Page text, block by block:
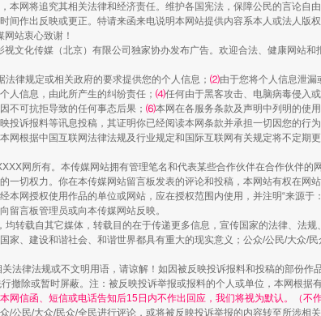
走近一线检察官
除了知识还要"留白"
本网将追究其相关法律和经济责任。维护各国宪法，保障公民的言论自
间作出反映或更正。特请来函来电说明本网站提供内容系本人或法人版
站衷心致谢！
文化传媒（北京）有限公司独家协办发布广告。欢迎合法、健康网站
法律规定或相关政府的要求提供您的个人信息； ⑵由于您将个人信息泄漏
人信息，由此所产生的纠纷责任； ⑷任何由于黑客攻击、电脑病毒侵入
因不可抗拒导致的任何事态后果； ⑹本网在各服务条款及声明中列明的使
投诉报料等讯息投稿，其证明你已经阅读本网条款并承担一切因您的行
根据中国互联网法律法规及行业规定和国际互联网有关规定将不定期更
网所有。本传媒网站拥有管理笔名和代表某些合作伙伴在合作伙伴的
一切权力。你在本传媒网站留言板发表的评论和投稿，本网站有权在网
网授权使用作品的单位或网站，应在授权范围内使用，并注明“来源于
留言板管理员或向本传媒网站反映。
均转载自其它媒体，转载目的在于传递更多信息，宣传国家的法律、法
家、建设和谐社会、和谐世界都具有重大的现实意义；公众/公民/大众/
法律法规或不文明用语，请谅解！如因被反映投诉报料和投稿的部份作
撤除或暂时屏蔽。注：被反映投诉举报或报料的个人或单位，本网根据
网信函、短信或电话告知后15日内不作出回应，我们将视为默认。（不
/公民/大众/民众/全民进行评论，或将被反映投诉举报的内容转至所涉相